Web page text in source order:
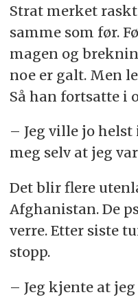
Strat merket
samme som før.
magen og
noe er galt. Men
Så han fortsatte i
– Jeg ville jo
meg selv at jeg
Det blir flere
Afghanistan. De
verre. Etter siste
stopp.
– Jeg kjente at